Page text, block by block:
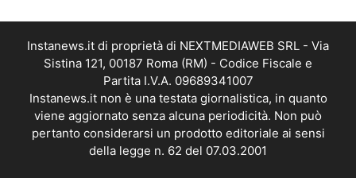
Instanews.it di proprietà di NEXTMEDIAWEB SRL - Via
Sistina 121, 00187 Roma (RM) - Codice Fiscale e
Partita I.V.A. 09689341007
Instanews.it non è una testata giornalistica, in quanto
viene aggiornato senza alcuna periodicità. Non può
pertanto considerarsi un prodotto editoriale ai sensi
della legge n. 62 del 07.03.2001